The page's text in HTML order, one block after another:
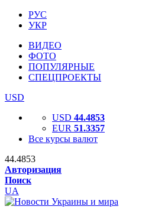
РУС
УКР
ВИДЕО
ФОТО
ПОПУЛЯРНЫЕ
СПЕЦПРОЕКТЫ
USD
USD 44.4853
EUR 51.3357
Все курсы валют
44.4853
Авторизация
Поиск
UA